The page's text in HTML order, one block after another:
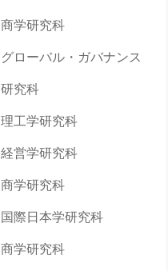
商学研究科
グローバル・ガバナンス
研究科
理工学研究科
経営学研究科
商学研究科
国際日本学研究科
商学研究科